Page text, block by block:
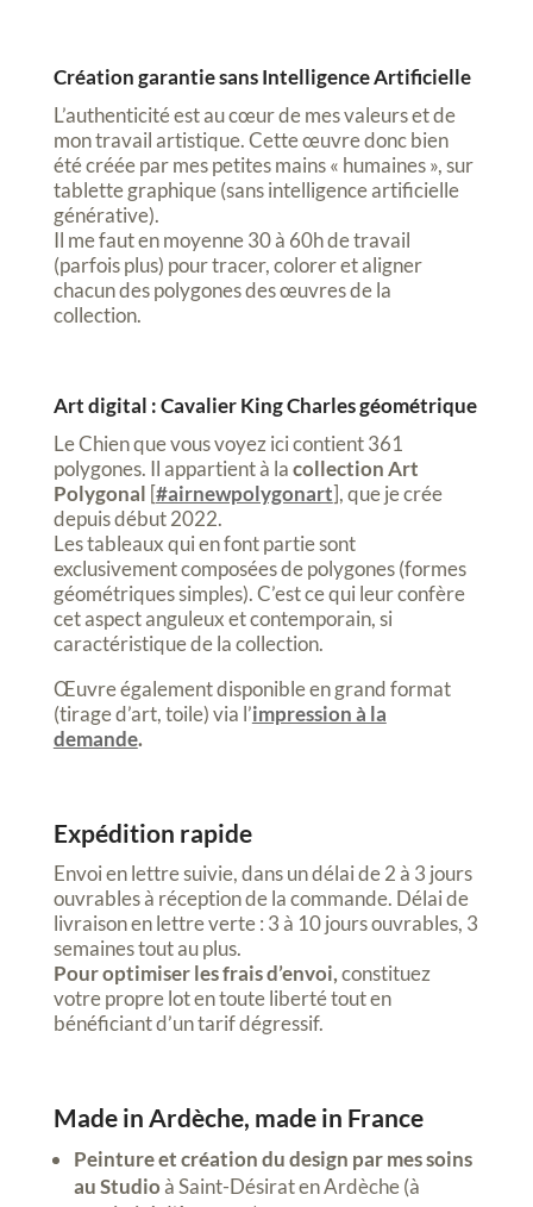
Création garantie sans Intelligence Artificielle
L’authenticité est au cœur de mes valeurs et de
mon travail artistique. Cette œuvre donc bien
été créée par mes petites mains « humaines », sur
tablette graphique (sans intelligence artificielle
générative).
Il me faut en moyenne 30 à 60h de travail
(parfois plus) pour tracer, colorer et aligner
chacun des polygones des œuvres de la
collection.
Art digital : Cavalier King Charles géométrique
Le Chien que vous voyez ici contient 361
polygones. Il appartient à lacollection Art
Polygonal [#airnewpolygonart], que je crée
depuis début 2022.
Les tableaux qui en font partie sont
exclusivement composées de polygones (formes
géométriques simples). C’est ce qui leur confère
cet aspect anguleux et contemporain, si
caractéristique de la collection.
Œuvre également disponible en grand format
(tirage d’art, toile) via l’impression à la
demande.
Expédition rapide
Envoi en lettre suivie, dans un délai de 2 à 3 jours
ouvrables à réception de la commande. Délai de
livraison en lettre verte : 3 à 10 jours ouvrables, 3
semaines tout au plus.
Pour optimiser les frais d’envoi,constituez
votre propre lot en toute liberté tout en
bénéficiant d’un tarif dégressif.
Made in Ardèche, made in France
Peinture et création du design par mes soins
au Studioà Saint-Désirat en Ardèche (à